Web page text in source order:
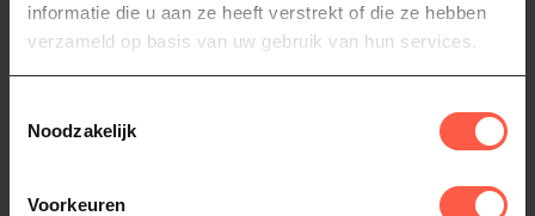
informatie die u aan ze heeft verstrekt of die ze hebben
verzameld op basis van uw gebruik van hun services.
Noodzakelijk
Voorkeuren